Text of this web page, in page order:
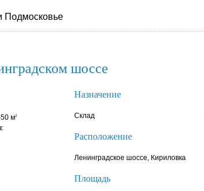
Подмосковье
шоссе
м2
:
Назначение
Склад
Расположение
Ленинградское шоссе, Кириловка
Площадь